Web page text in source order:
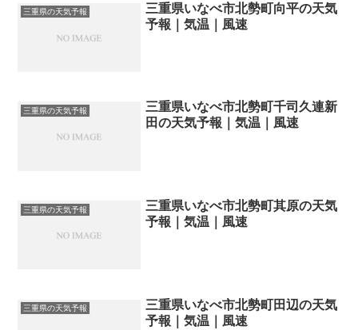
三重県の天気予報
三重県いなべ市北勢町向平の天気
予報｜気温｜風速
三重県の天気予報
三重県いなべ市北勢町千司久連新
田の天気予報｜気温｜風速
三重県の天気予報
三重県いなべ市北勢町其原の天気
予報｜気温｜風速
三重県の天気予報
三重県いなべ市北勢町田辺の天気
予報｜気温｜風速